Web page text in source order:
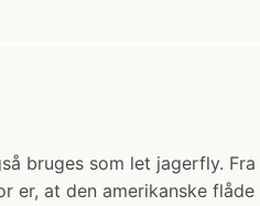
bruges som let jagerfly.
er, at den amerikanske